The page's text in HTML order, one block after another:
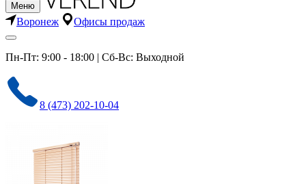
Меню
Воронеж Офисы продаж
Пн-Пт: 9:00 - 18:00 | Сб-Вс: Выходной
8 (473) 202-10-04